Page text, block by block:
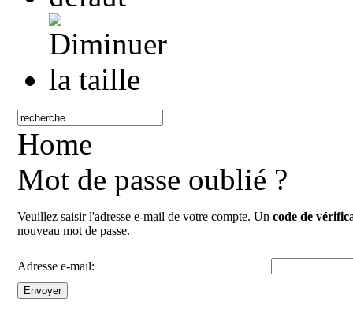
Home
Mot de passe oublié ?
Veuillez saisir l'adresse e-mail de votre compte. Uncode de
nouveau mot de passe.
Adresse e-mail:
Envoyer